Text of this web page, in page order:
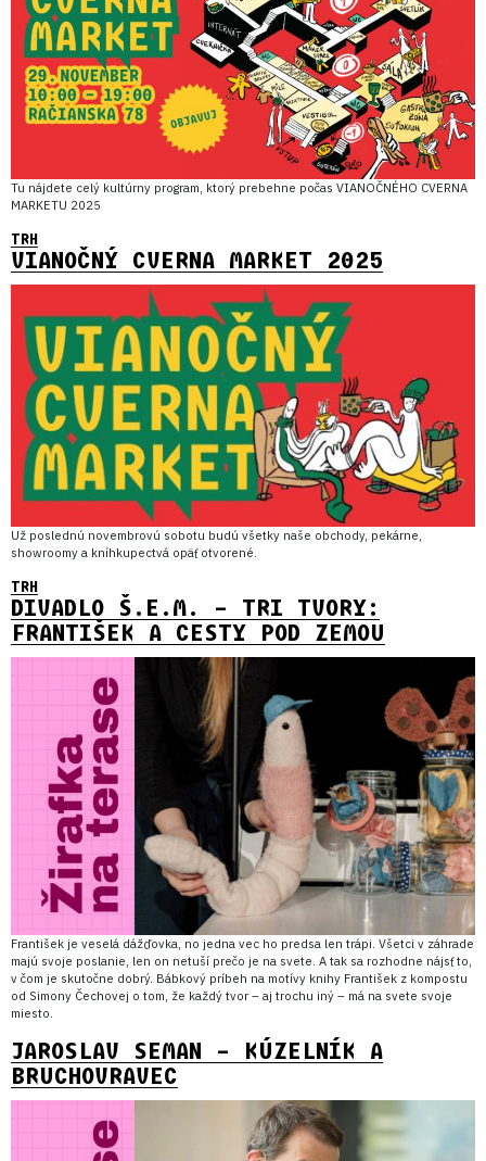
Tu nájdete celý kultúrny program, ktorý prebehne počas VIANOČNÉHO CVERNA
MARKETU 2025
TRH
VIANOČNÝ CVERNA MARKET 2025
Už poslednú novembrovú sobotu budú všetky naše obchody, pekárne,
showroomy a kníhkupectvá opäť otvorené.
TRH
DIVADLO Š.E.M. – TRI TVORY:
FRANTIŠEK A CESTY POD ZEMOU
František je veselá dážďovka, no jedna vec ho predsa len trápi. Všetci v záhrade
majú svoje poslanie, len on netuší prečo je na svete. A tak sa rozhodne nájsť to,
v čom je skutočne dobrý. Bábkový príbeh na motívy knihy František z kompostu
od Simony Čechovej o tom, že každý tvor – aj trochu iný – má na svete svoje
miesto.
JAROSLAV SEMAN – KÚZELNÍK A
BRUCHOVRAVEC